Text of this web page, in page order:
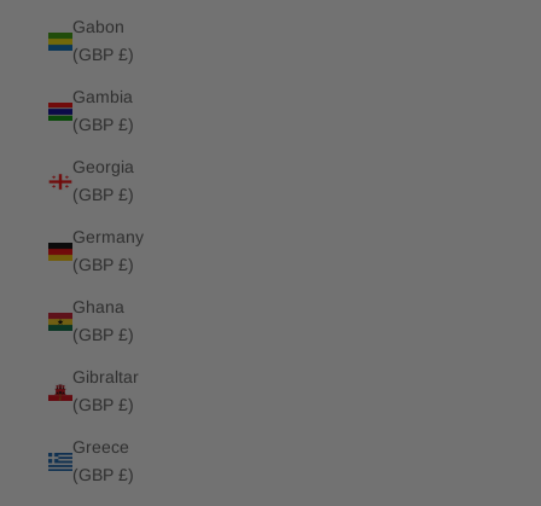
Gabon
(GBP £)
Gambia
(GBP £)
Georgia
(GBP £)
Germany
(GBP £)
Ghana
(GBP £)
Gibraltar
(GBP £)
Greece
(GBP £)